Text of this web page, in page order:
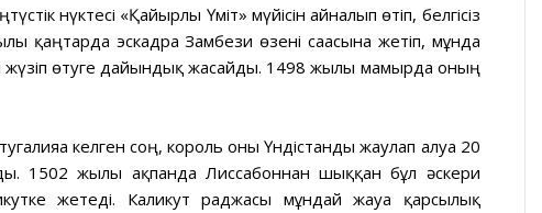
нүктесі «Қайырлы Үміт» мүйісін айналып өтіп, белгісіз
қаңтарда эскадра Замбези өзені сағасына жетіп, мұнда
жүзіп өтуге дайындық жасайды. 1498 жылғы мамырда оның
келген соң, король оны Үндістанды жаулап алуға 20
1502 жылы ақпанда Лиссабоннан шыққан бұл әскери
жетеді. Каликут раджасы мұндай жауға қарсылық